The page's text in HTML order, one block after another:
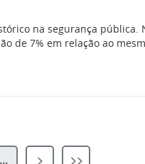
na segurança
de 7% em relação ao
... > >>